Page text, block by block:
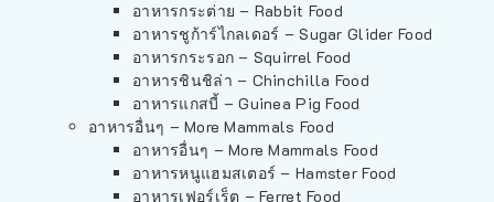
อาหารกระต่าย – Rabbit Food
อาหารชูก้าร์ไกลเดอร์ – Sugar Glider Food
อาหารกระรอก – Squirrel Food
อาหารชินชิล่า – Chinchilla Food
อาหารแกสบี้ – Guinea Pig Food
อาหารอื่นๆ – More Mammals Food
อาหารอื่นๆ – More Mammals Food
อาหารหนูแฮมสเตอร์ – Hamster Food
อาหารเฟอร์เร็ต – Ferret Food